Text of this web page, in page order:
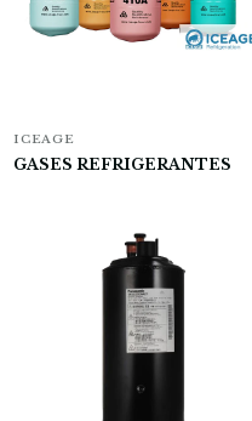
ICEAGE
GASES REFRIGERANTES